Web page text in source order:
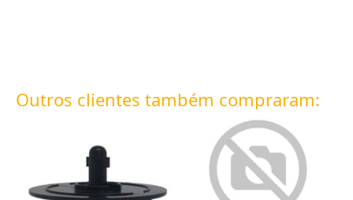
Outros clientes também compraram: